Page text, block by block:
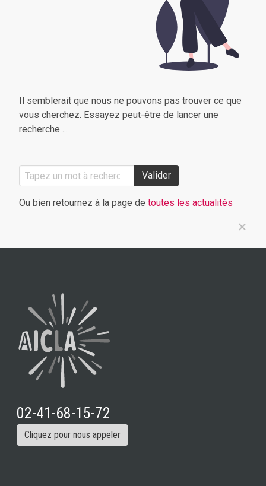
Il semblerait que nous ne pouvons pas trouver ce que
vous cherchez. Essayez peut-être de lancer une
recherche ...
Valider
Ou bien retournez à la page de toutes les actualités
02-41-68-15-72
Cliquez pour nous appeler